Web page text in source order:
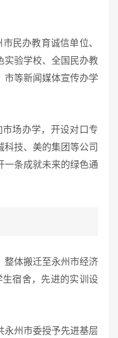
办教育诚信单位、
实验学校、全国民办教
等新闻媒体宣传办学
场办学，开设对口专
技、美的集团等公司
条成就未来的绿色通
体搬迁至永州市经济
宿舍，先进的实训设
州市委授予先进基层